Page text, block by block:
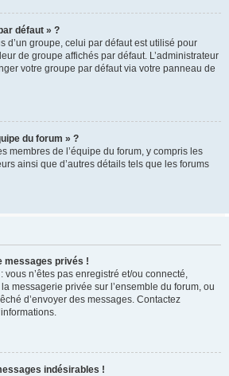
défaut » ?
d’un groupe, celui par défaut est utilisé pour
de groupe affichés par défaut. L’administrateur
votre groupe par défaut via votre panneau de
du forum » ?
membres de l’équipe du forum, y compris les
ainsi que d’autres détails tels que les forums
messages privés !
vous n’êtes pas enregistré et/ou connecté,
messagerie privée sur l’ensemble du forum, ou
d’envoyer des messages. Contactez
indésirables !